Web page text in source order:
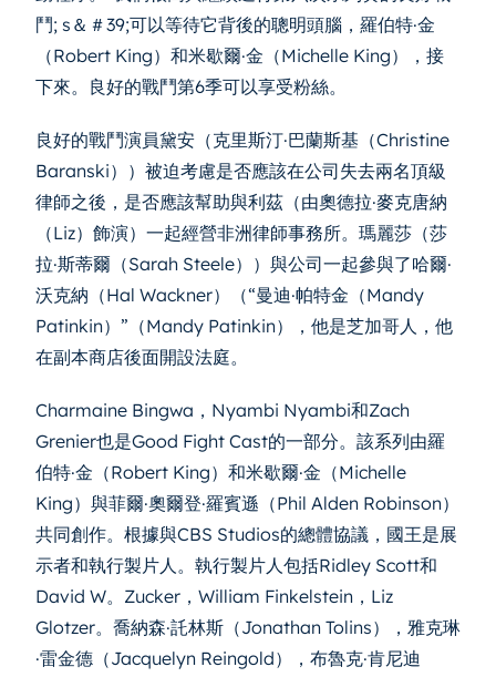
鬥; s＆＃39;可以等待它背後的聰明頭腦，羅伯特·金
（Robert King）和米歇爾·金（Michelle King），接
下來。良好的戰鬥第6季可以享受粉絲。
良好的戰鬥演員黛安（克里斯汀·巴蘭斯基（Christine
Baranski））被迫考慮是否應該在公司失去兩名頂級
律師之後，是否應該幫助與利茲（由奧德拉·麥克唐納
（Liz）飾演）一起經營非洲律師事務所。瑪麗莎（莎
拉·斯蒂爾（Sarah Steele））與公司一起參與了哈爾·
沃克納（Hal Wackner）（“曼迪·帕特金（Mandy
Patinkin）”（Mandy Patinkin），他是芝加哥人，他
在副本商店後面開設法庭。
Charmaine Bingwa，Nyambi Nyambi和Zach
Grenier也是Good Fight Cast的一部分。該系列由羅
伯特·金（Robert King）和米歇爾·金（Michelle
King）與菲爾·奧爾登·羅賓遜（Phil Alden Robinson）
共同創作。根據與CBS Studios的總體協議，國王是展
示者和執行製片人。執行製片人包括Ridley Scott和
David W。Zucker，William Finkelstein，Liz
Glotzer。喬納森·託林斯（Jonathan Tolins），雅克琳
·雷金德（Jacquelyn Reingold），布魯克·肯尼迪